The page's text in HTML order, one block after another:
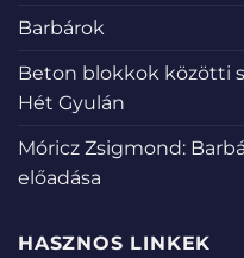
Barbárok
Beton blokkok közötti
Hét Gyulán
Móricz Zsigmond:
előadása
HASZNOS LINKEK